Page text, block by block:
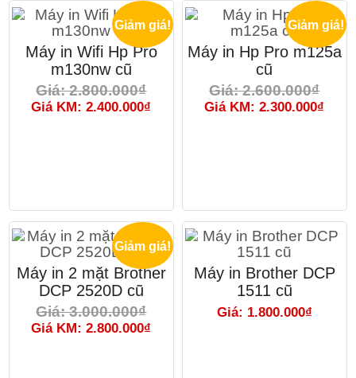
Giảm giá!
Máy in Wifi Hp Pro
m130nw cũ
Giá: 2.800.000₫
Giá KM: 2.400.000₫
Giảm giá!
Máy in Hp Pro m125a
cũ
Giá: 2.600.000₫
Giá KM: 2.300.000₫
Giảm giá!
Máy in 2 mặt Brother
DCP 2520D cũ
Giá: 3.000.000₫
Giá KM: 2.800.000₫
Máy in Brother DCP
1511 cũ
Giá: 1.800.000₫